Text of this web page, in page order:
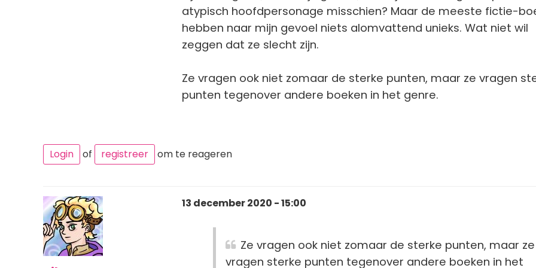
atypisch hoofdpersonage misschien? Maar de meeste fictie-
hebben naar mijn gevoel niets alomvattend unieks. Wat niet wil
zeggen dat ze slecht zijn.
Ze vragen ook niet zomaar de sterke punten, maar ze vragen
punten tegenover andere boeken in het genre.
Login of registreer om te reageren
13 december 2020 - 15:00
Ze vragen ook niet zomaar de sterke punten, maar ze
vragen sterke punten tegenover andere boeken in het